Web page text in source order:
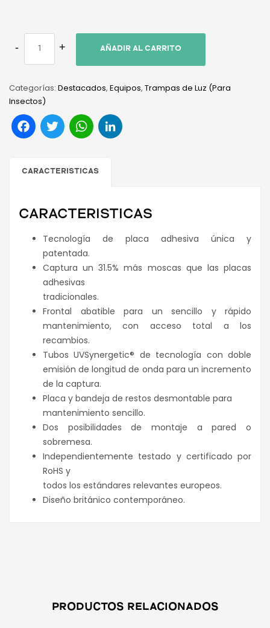
AÑADIR AL CARRITO
Categorías: Destacados, Equipos, Trampas de Luz (Para
Insectos)
Facebook
TwitterWhatsApp
CARACTERISTICAS
CARACTERISTICAS
Tecnología de placa adhesiva única y
patentada.
Captura un 31.5% más moscas que las placas
adhesivas
tradicionales.
Frontal abatible para un sencillo y rápido
mantenimiento, con acceso total a los
recambios.
Tubos UVSynergetic® de tecnología con doble
emisión de longitud de onda para un incremento
de la captura.
Placa y bandeja de restos desmontable para
mantenimiento sencillo.
Dos posibilidades de montaje a pared o
sobremesa.
Independientemente testado y certificado por
RoHS y
todos los estándares relevantes europeos.
Diseño británico contemporáneo.
PRODUCTOS RELACIONADOS